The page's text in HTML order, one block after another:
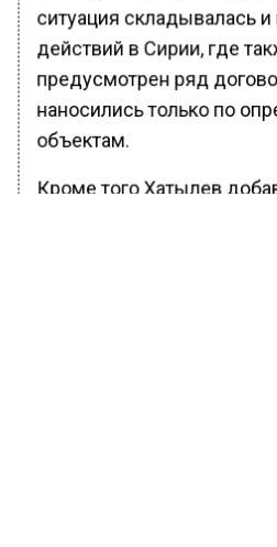
ситуация складывалась
действий в Сирии, где
предусмотрен ряд
наносились только по
объектам.
Кроме того Хатылев